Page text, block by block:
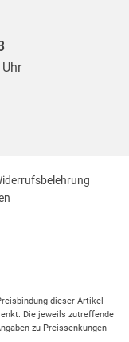
dieser Artikel
Die jeweils zutreffende
zu Preissenkungen